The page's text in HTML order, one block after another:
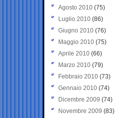
Agosto 2010 (75)
Luglio 2010 (86)
Giugno 2010 (76)
Maggio 2010 (75)
Aprile 2010 (66)
Marzo 2010 (79)
Febbraio 2010 (73)
Gennaio 2010 (74)
Dicembre 2009 (74)
Novembre 2009 (83)